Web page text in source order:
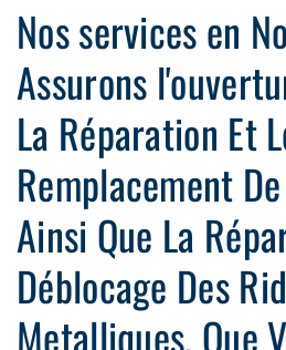
Nos services en
Assurons
La Réparation Et
Remplacement
Ainsi Que La
Déblocage Des
Metalliques. Que